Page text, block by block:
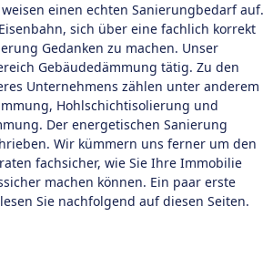
einen echten Sanierungbedarf auf.
sich über eine fachlich korrekt
Gedanken zu machen. Unser
Gebäudedämmung tätig. Zu den
Unternehmens zählen unter anderem
Hohlschichtisolierung und
Der energetischen Sanierung
Wir kümmern uns ferner um den
fachsicher, wie Sie Ihre Immobilie
machen können. Ein paar erste
Sie nachfolgend auf diesen Seiten.